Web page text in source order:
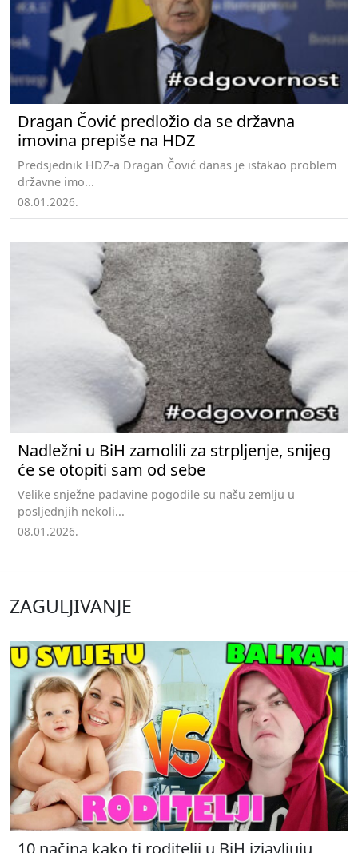
Dragan Čović predložio da se državna
imovina prepiše na HDZ
Predsjednik HDZ-a Dragan Čović danas je istakao problem
državne imo...
08.01.2026.
Nadležni u BiH zamolili za strpljenje, snijeg
će se otopiti sam od sebe
Velike snježne padavine pogodile su našu zemlju u
posljednjih nekoli...
08.01.2026.
ZAGULJIVANJE